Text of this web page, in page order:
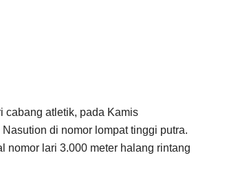
cabang atletik, pada Kamis
di nomor lompat tinggi putra.
nomor lari 3.000 meter halang rintang